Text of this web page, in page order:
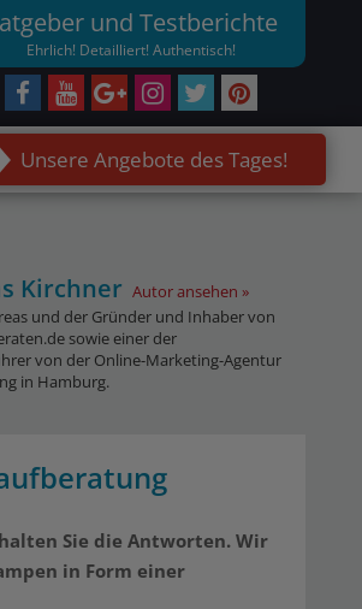
und Testberichte
Ehrlich! Detailliert! Authentisch!
Unsere Angebote des Tages!
Kirchner Autor ansehen
und der Gründer und Inhaber von
sowie einer der
von der Online-Marketing-Agentur
in Hamburg.
Sie die Antworten. Wir
in Form einer